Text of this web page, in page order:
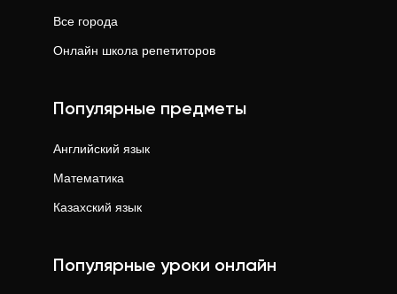
Все города
Онлайн школа репетиторов
Популярные предметы
Английский язык
Математика
Казахский язык
Популярные уроки онлайн